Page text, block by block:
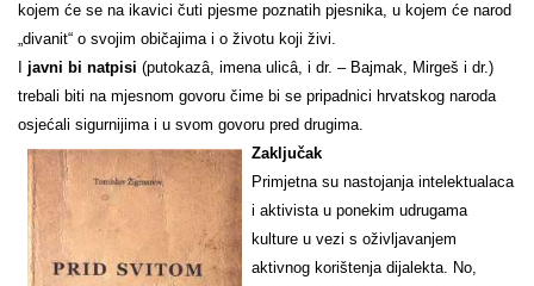
kojem će se na ikavici čuti pjesme poznatih pjesnika, u kojem će narod
„divanit“ o svojim običajima i o životu koji živi.
javni bi natpisi (putokazâ, imena ulicâ, i dr. – Bajmak, Mirgeš i dr.)
trebali biti na mjesnom govoru čime bi se pripadnici hrvatskog naroda
osjećali sigurnijima i u svom govoru pred drugima.
Zaključak
Primjetna su nastojanja intelektualaca
i aktivista u ponekim udrugama
kulture u vezi s oživljavanjem
aktivnog korištenja dijalekta. No,